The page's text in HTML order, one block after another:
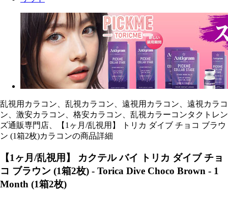
乱視用カラコン、乱視カラコン、遠視用カラコン、遠視カラコ
ン、激安カラコン、格安カラコン、乱視カラーコンタクトレン
ズ通販専門店、【1ヶ月/乱視用】 トリカ ダイブ チョコ ブラウ
ン (1箱2枚)カラコンの商品詳細
【1ヶ月/乱視用】 カクテル バイ トリカ ダイブ チョ
コ ブラウン (1箱2枚) - Torica Dive Choco Brown - 1
Month (1箱2枚)